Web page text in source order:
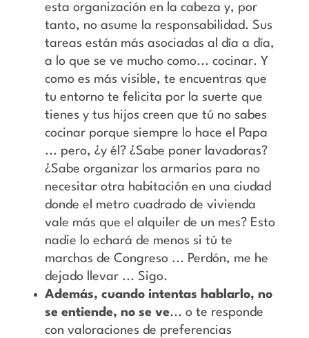
esta organización en la cabeza y, por
tanto, no asume la responsabilidad. Sus
tareas están más asociadas al día a día,
a lo que se ve mucho como... cocinar. Y
como es más visible, te encuentras que
tu entorno te felicita por la suerte que
tienes y tus hijos creen que tú no sabes
cocinar porque siempre lo hace el Papa
... pero, ¿y él? ¿Sabe poner lavadoras?
¿Sabe organizar los armarios para no
necesitar otra habitación en una ciudad
donde el metro cuadrado de vivienda
vale más que el alquiler de un mes? Esto
nadie lo echará de menos si tú te
marchas de Congreso ... Perdón, me he
dejado llevar ... Sigo.
Además, cuando intentas hablarlo, no
se entiende, no se ve... o te responde
con valoraciones de preferencias